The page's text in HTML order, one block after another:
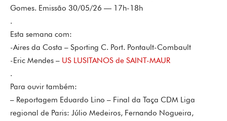
Gomes. Emissão 30/05/26 — 17h-18h
.
Esta semana com:
-Aires da Costa – Sporting C. Port. Pontault-Combault
-Eric Mendes – US LUSITANOS de SAINT-MAUR
.
Para ouvir também:
– Reportagem Eduardo Lino – Final da Taça CDM Liga
regional de Paris: Júlio Medeiros, Fernando Nogueira,